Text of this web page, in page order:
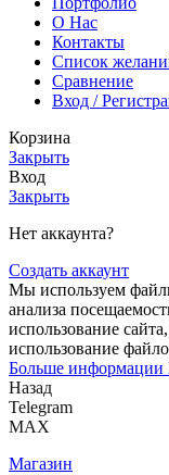
О Нас
Контакты
Список
Сравнение
Вход /
Корзина
Закрыть
Вход
Закрыть
Нет аккаунта?
Создать аккаунт
Мы используем
анализа
использование
использование
Больше информации
Назад
Telegram
MAX
Магазин